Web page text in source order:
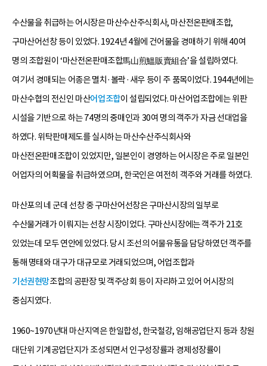
수산물을 취급하는 어시장은 마산수산주식회사, 마산전온판매조합,
구마산어선창 등이 있었다. 1924년 4월에 건어물을 경매하기 위해 40여
명의 조합원이 ‘마산전온판매조합馬山煎鰮販賣組合’을 설립하였다.
여기서 경매되는 어종은 멸치·볼락·새우 등이 주 품목이었다. 1944년에는
마산수협의 전신인 마산어업조합이 설립되었다. 마산어업조합에는 위판
시설을 기반으로 하는 74명의 중매인과 30여 명의 객주가 자금 선대업을
하였다. 위탁판매제도를 실시하는 마산수산주식회사와
마산전온판매조합이 있었지만, 일본인이 경영하는 어시장은 주로 일본인
어업자의 어획물을 취급하였으며, 한국인은 여전히 객주와 거래를 하였다.
마산포의 네 군데 선창 중 구마산어선창은 구마산시장의 일부로
수산물거래가 이뤄지는 선창 시장이었다. 구마산시장에는 객주가 21호
있었는데 모두 연안에 있었다. 당시 조선의 어물유통을 담당하였던 객주를
통해 명태와 대구가 대규모로 거래되었으며, 어업조합과
기선권현망조합의 공판장 및 객주상회 등이 자리하고 있어 어시장의
중심지였다.
1960~1970년대 마산지역은 한일합성, 한국철강, 임해공업단지 등과 창원
대단위 기계공업단지가 조성되면서 인구성장률과 경제성장률이